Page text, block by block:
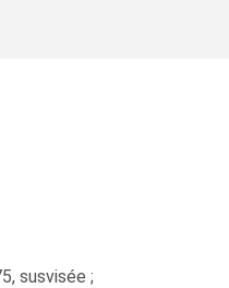
susvisée ;